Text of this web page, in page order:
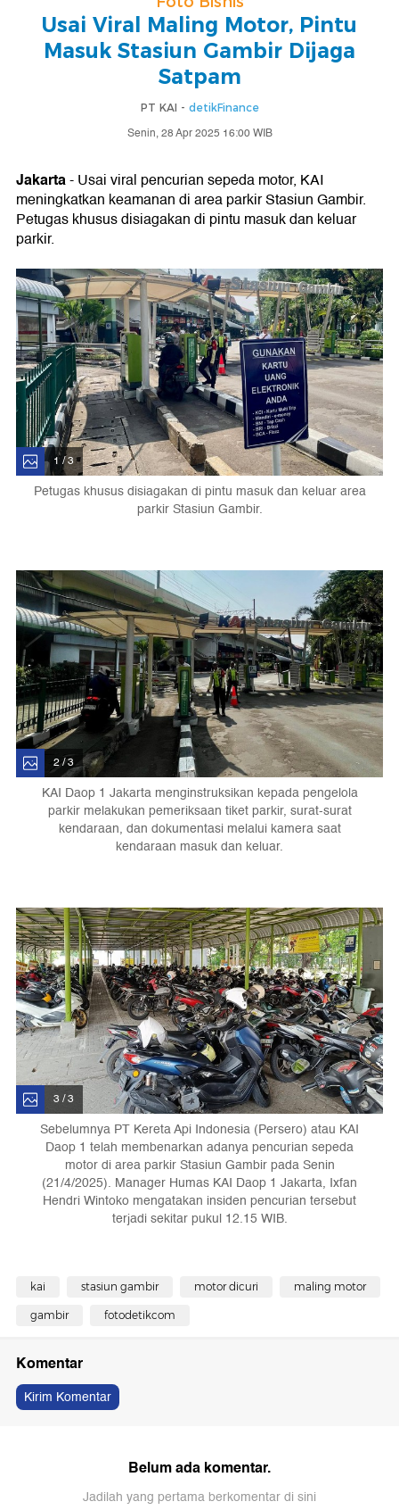
Usai Viral Maling Motor, Pintu
Masuk Stasiun Gambir Dijaga
Satpam
PT KAI - detikFinance
Senin, 28 Apr 2025 16:00 WIB
Jakarta- Usai viral pencurian sepeda motor, KAI
meningkatkan keamanan di area parkir Stasiun Gambir.
Petugas khusus disiagakan di pintu masuk dan keluar
parkir.
1 / 3
Petugas khusus disiagakan di pintu masuk dan keluar area
parkir Stasiun Gambir.
2 / 3
KAI Daop 1 Jakarta menginstruksikan kepada pengelola
parkir melakukan pemeriksaan tiket parkir, surat-surat
kendaraan, dan dokumentasi melalui kamera saat
kendaraan masuk dan keluar.
3 / 3
Sebelumnya PT Kereta Api Indonesia (Persero) atau KAI
Daop 1 telah membenarkan adanya pencurian sepeda
motor di area parkir Stasiun Gambir pada Senin
(21/4/2025). Manager Humas KAI Daop 1 Jakarta, Ixfan
Hendri Wintoko mengatakan insiden pencurian tersebut
terjadi sekitar pukul 12.15 WIB.
kai stasiun gambir motor dicuri maling motor
gambir fotodetikcom
Komentar
Kirim Komentar
Belum ada komentar.
Jadilah yang pertama berkomentar di sini